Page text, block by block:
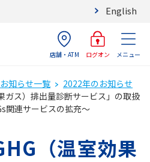
English
店舗・ATM ログオン メニュー
お知らせ一覧
2022年のお知らせ
ガス）排出量診断サービス」の取扱
関連サービスの拡充～
（温室効果